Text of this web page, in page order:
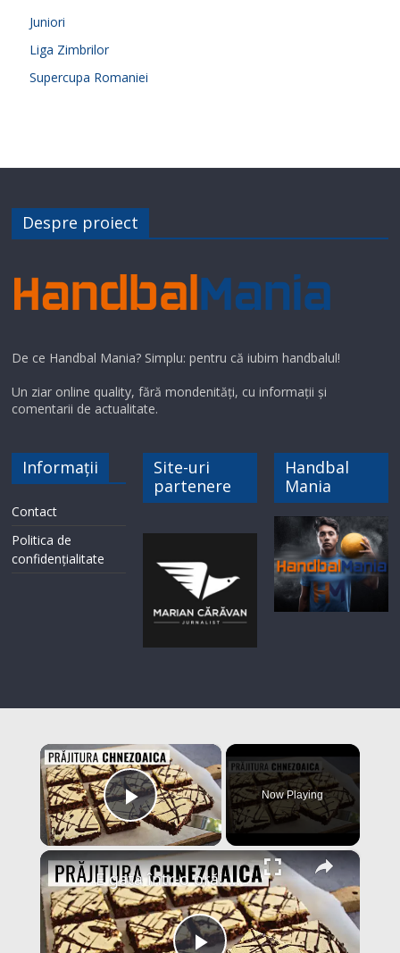
Juniori
Liga Zimbrilor
Supercupa Romaniei
Despre proiect
De ce Handbal Mania? Simplu: pentru că iubim handbalul!
Un ziar online quality, fără mondenități, cu informații și
comentarii de actualitate.
Informații
Contact
Politica de
confidențialitate
Site-uri
partenere
Handbal
Mania
×
Play Video
Now Playing
×
E gata într-o oră! Prăjitura Chinezoaica cu glazură de gălbenuș și blat cu nucă | Bucate Aromate